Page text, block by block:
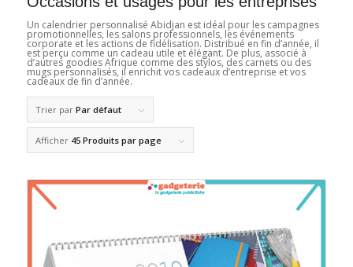
Un calendrier personnalisé Abidjan est idéal pour les campagnes
promotionnelles, les salons professionnels, les événements
corporate et les actions de fidélisation. Distribué en fin d’année, il
est perçu comme un cadeau utile et élégant. De plus, associé à
d’autres goodies Afrique comme des stylos, des carnets ou des
mugs personnalisés, il enrichit vos cadeaux d’entreprise et vos
cadeaux de fin d’année.
Trier par Par défaut
Afficher 45 Produits par page